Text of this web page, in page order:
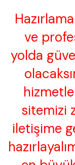
ve
yolda
sitemizi
iletişime